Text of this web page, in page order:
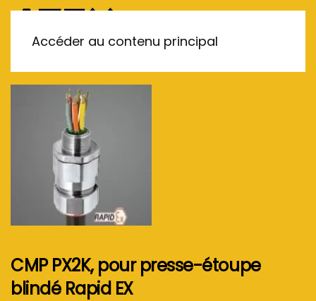
Accéder au contenu principal
CMP PX2K, pour presse-étoupe
blindé Rapid EX